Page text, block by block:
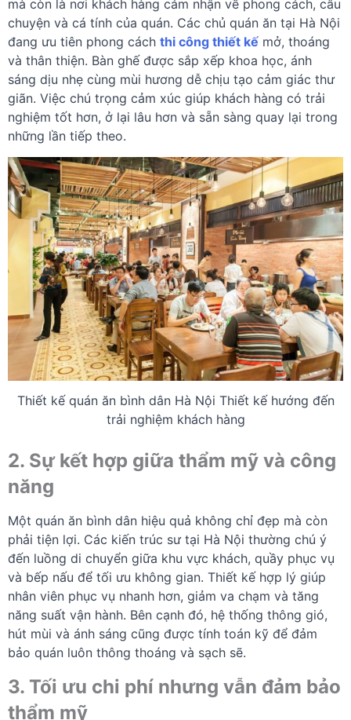
mà còn là nơi khách hàng cảm nhận về phong cách, câu
chuyện và cá tính của quán. Các chủ quán ăn tại Hà Nội
đang ưu tiên phong cách thi công thiết kế mở, thoáng
và thân thiện. Bàn ghế được sắp xếp khoa học, ánh
sáng dịu nhẹ cùng mùi hương dễ chịu tạo cảm giác thư
giãn. Việc chú trọng cảm xúc giúp khách hàng có trải
nghiệm tốt hơn, ở lại lâu hơn và sẵn sàng quay lại trong
những lần tiếp theo.
Thiết kế quán ăn bình dân Hà Nội Thiết kế hướng đến
trải nghiệm khách hàng
2. Sự kết hợp giữa thẩm mỹ và công
năng
Một quán ăn bình dân hiệu quả không chỉ đẹp mà còn
phải tiện lợi. Các kiến trúc sư tại Hà Nội thường chú ý
đến luồng di chuyển giữa khu vực khách, quầy phục vụ
và bếp nấu để tối ưu không gian. Thiết kế hợp lý giúp
nhân viên phục vụ nhanh hơn, giảm va chạm và tăng
năng suất vận hành. Bên cạnh đó, hệ thống thông gió,
hút mùi và ánh sáng cũng được tính toán kỹ để đảm
bảo quán luôn thông thoáng và sạch sẽ.
3. Tối ưu chi phí nhưng vẫn đảm bảo
thẩm mỹ